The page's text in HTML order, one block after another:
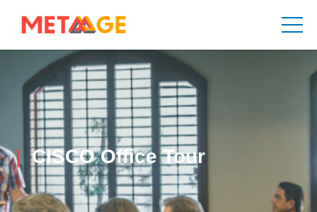
CISCO Office Tour